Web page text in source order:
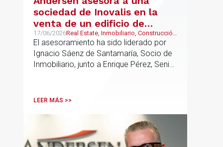
sociedad de Inovalis en la
venta de un edificio de
oficinas arrendado a Konecta
en Alcobendas
17/06/2026Real Estate, Inmobiliario, Construcción
y Urbanismo
El asesoramiento ha sido liderado por
Ignacio Sáenz de Santamaría, Socio de
Inmobiliario, junto a Enrique Pérez, Senior
LEER MÁS >>